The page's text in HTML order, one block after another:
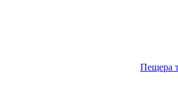
Пещера